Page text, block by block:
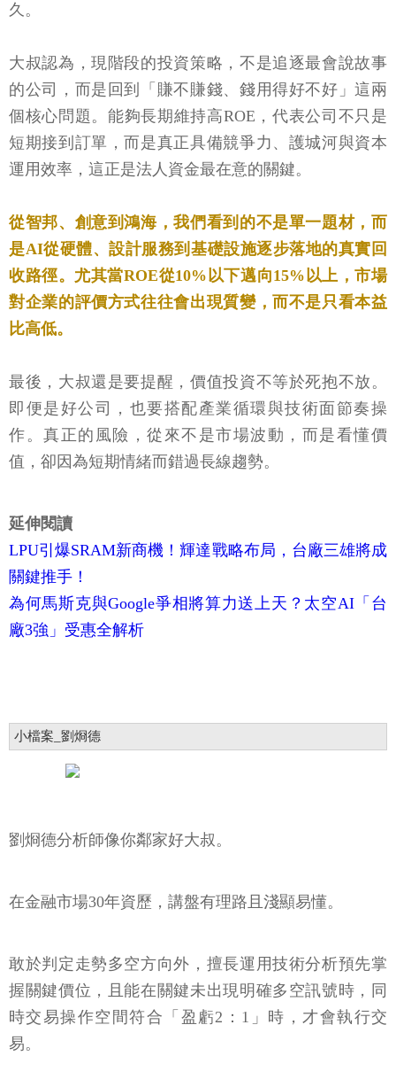
久。
大叔認為，現階段的投資策略，不是追逐最會說故事
的公司，而是回到「賺不賺錢、錢用得好不好」這兩
個核心問題。能夠長期維持高ROE，代表公司不只是
短期接到訂單，而是真正具備競爭力、護城河與資本
運用效率，這正是法人資金最在意的關鍵。
從智邦、創意到鴻海，我們看到的不是單一題材，而
是AI從硬體、設計服務到基礎設施逐步落地的真實回
收路徑。尤其當ROE從10%以下邁向15%以上，市場
對企業的評價方式往往會出現質變，而不是只看本益
比高低。
最後，大叔還是要提醒，價值投資不等於死抱不放。
即便是好公司，也要搭配產業循環與技術面節奏操
作。真正的風險，從來不是市場波動，而是看懂價
值，卻因為短期情緒而錯過長線趨勢。
延伸閱讀
LPU引爆SRAM新商機！輝達戰略布局，台廠三雄將成
關鍵推手！
為何馬斯克與Google爭相將算力送上天？太空AI「台
廠3強」受惠全解析
小檔案_劉烱德
劉烱德分析師像你鄰家好大叔。
在金融市場30年資歷，講盤有理路且淺顯易懂。
敢於判定走勢多空方向外，擅長運用技術分析預先掌
握關鍵價位，且能在關鍵未出現明確多空訊號時，同
時交易操作空間符合「盈虧2：1」時，才會執行交
易。